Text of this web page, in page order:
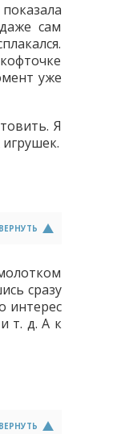
сам
уже
Я
сразу
интерес
т. д. А к